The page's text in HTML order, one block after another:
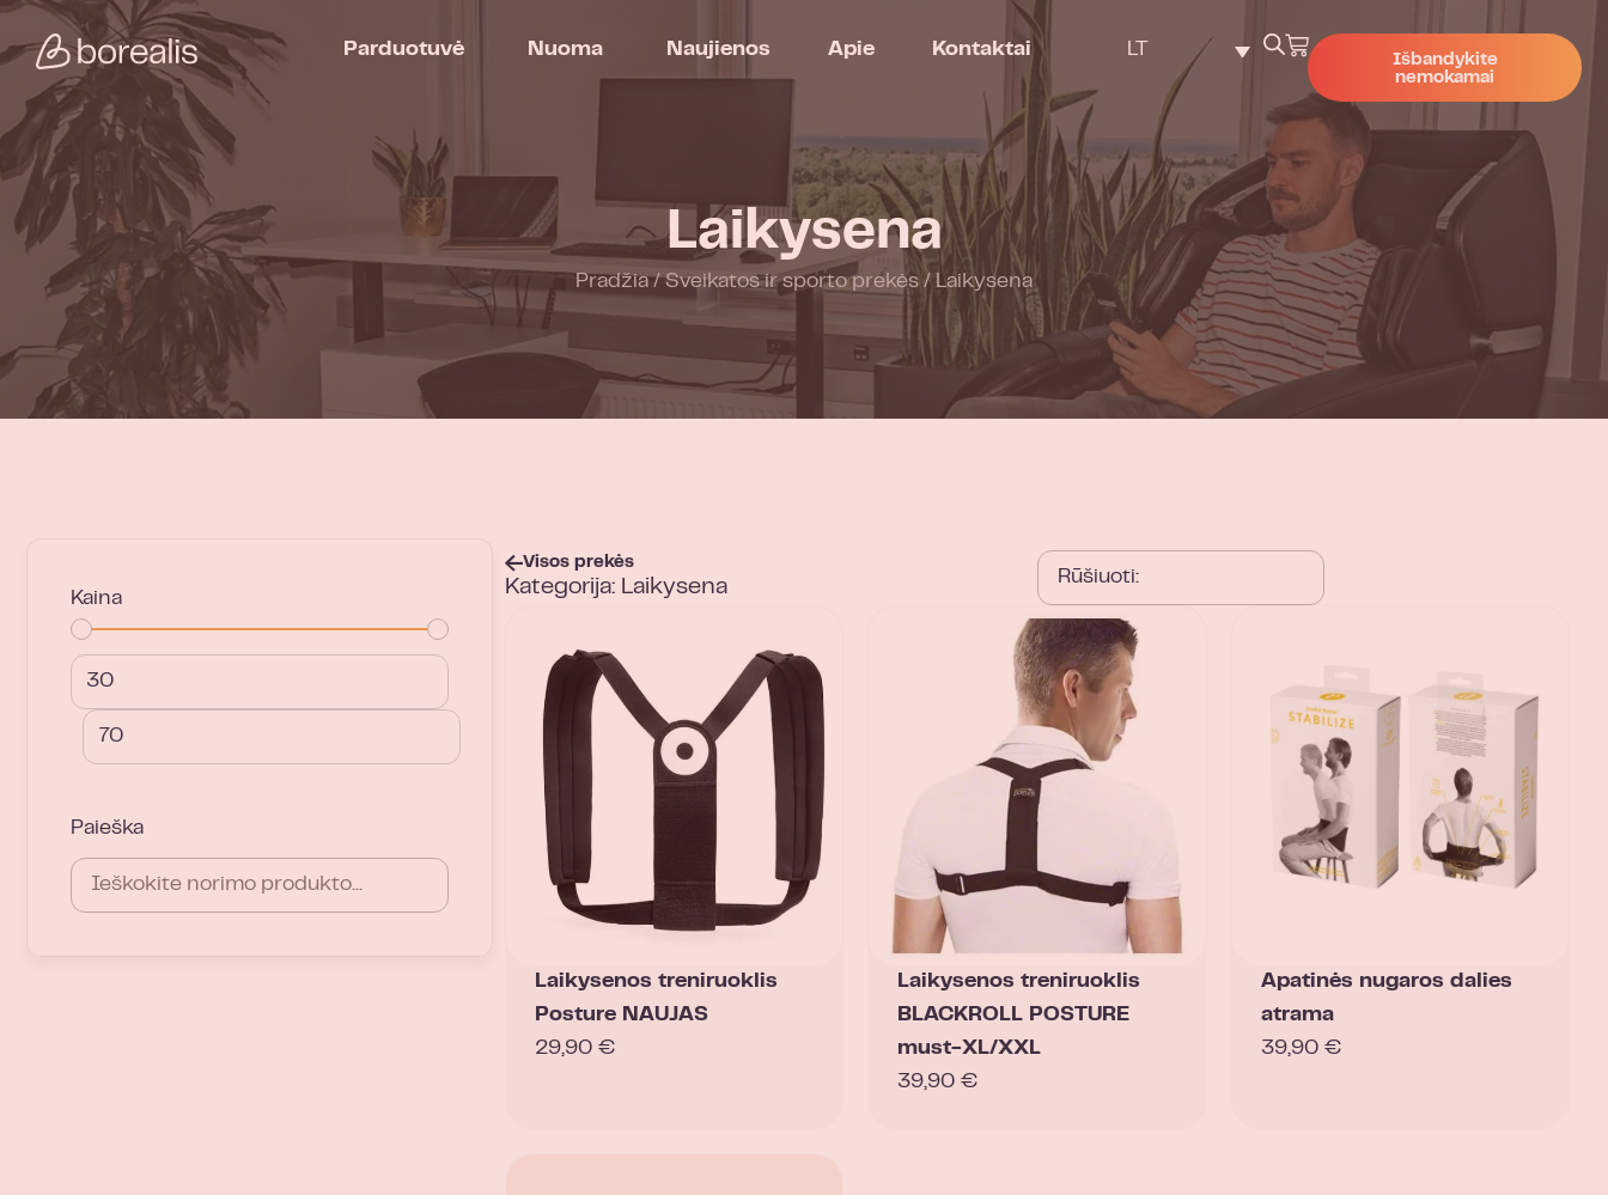
Parduotuvė Nuoma Naujienos Apie Kontaktai LT
Išbandykite
nemokamai
Laikysena
Pradžia/Sveikatos ir sporto prekės / Laikysena
Kaina
Paieška
Visos prekės
Kategorija: Laikysena
Laikysenos treniruoklis
Posture NAUJAS
29,90 €
Laikysenos treniruoklis
BLACKROLL POSTURE
must-XL/XXL
39,90 €
Apatinės nugaros dalies
atrama
39,90 €